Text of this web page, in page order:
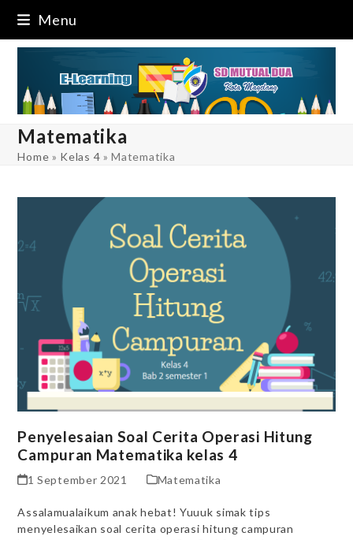
content
Menu
Matematika
Home » Kelas 4 »Matematika
Penyelesaian Soal Cerita Operasi Hitung
Campuran Matematika kelas 4
1 September 2021 Matematika
Assalamualaikum anak hebat! Yuuuk simak tips
menyelesaikan soal cerita operasi hitung campuran